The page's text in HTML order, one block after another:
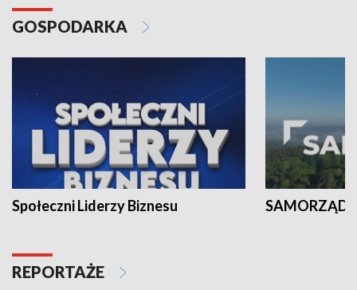
GOSPODARKA
Społeczni Liderzy Biznesu SAMORZĄD
REPORTAŻE